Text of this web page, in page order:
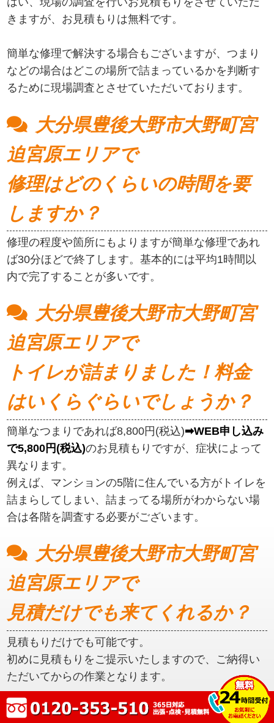
きますが、お見積もりは無料です。
簡単な修理で解決する場合もございますが、つまり
などの場合はどこの場所で詰まっているかを判断す
るために現場調査とさせていただいております。
大分県豊後大野市大野町宮
迫宮原エリアで
修理はどのくらいの時間を要
しますか？
修理の程度や箇所にもよりますが簡単な修理であれ
ば30分ほどで終了します。基本的には平均1時間以
内で完了することが多いです。
大分県豊後大野市大野町宮
迫宮原エリアで
トイレが詰まりました！料金
はいくらぐらいでしょうか？
簡単なつまりであれば8,800円(税込)➡WEB申し込み
で5,800円(税込)のお見積もりですが、症状によって
異なります。
例えば、マンションの5階に住んでいる方がトイレを
詰まらしてしまい、詰まってる場所がわからない場
合は各階を調査する必要がございます。
大分県豊後大野市大野町宮
迫宮原エリアで
見積だけでも来てくれるか？
見積もりだけでも可能です。
初めに見積もりをご提示いたしますので、ご納得い
ただいてからの作業となります。
大分県豊後大野市大野町宮